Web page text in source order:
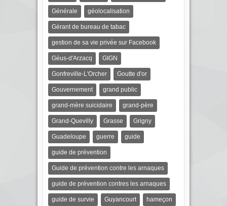
Générale géolocalisation
Gérant de bureau de tabac
gestion de sa vie privée sur Facebook
Géus-d'Arzacq GIGN
Gonfreville-L'Orcher Goutte d'or
Gouvernement grand public
grand-mère suicidaire grand-père
Grand-Quevilly Grasse Grigny
Guadeloupe guerre guide
guide de prévention
Guide de prévention contre les arnaques
guide de prévention contres les arnaques
guide de survie Guyancourt hameçon